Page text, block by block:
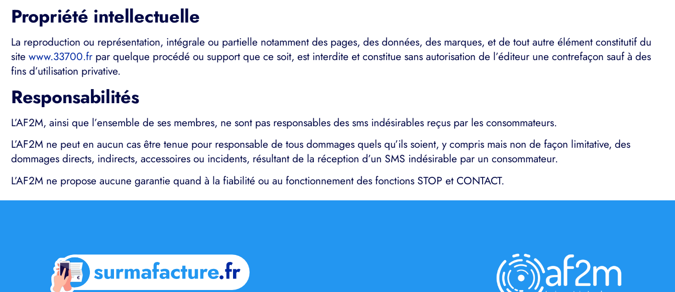
Nous vous présentons
Les cookies
L'af2m et ses partenaires utilisent des cookies sur ce site afin d'en
Propriété intellectuelle
La reproduction ou représentation, intégrale ou partielle notamment des pages, des données, des marques, et de tout autre élément constitutif du
site www.33700.fr par quelque procédé ou support que ce soit, est interdite et constitue sans autorisation de l’éditeur une contrefaçon sauf à des
fins d’utilisation privative.
Responsabilités
L’AF2M, ainsi que l’ensemble de ses membres, ne sont pas responsables des sms indésirables reçus par les consommateurs.
L’AF2M ne peut en aucun cas être tenue pour responsable de tous dommages quels qu’ils soient, y compris mais non de façon limitative, des
dommages directs, indirects, accessoires ou incidents, résultant de la réception d’un SMS indésirable par un consommateur.
L’AF2M ne propose aucune garantie quand à la fiabilité ou au fonctionnement des fonctions STOP et CONTACT.